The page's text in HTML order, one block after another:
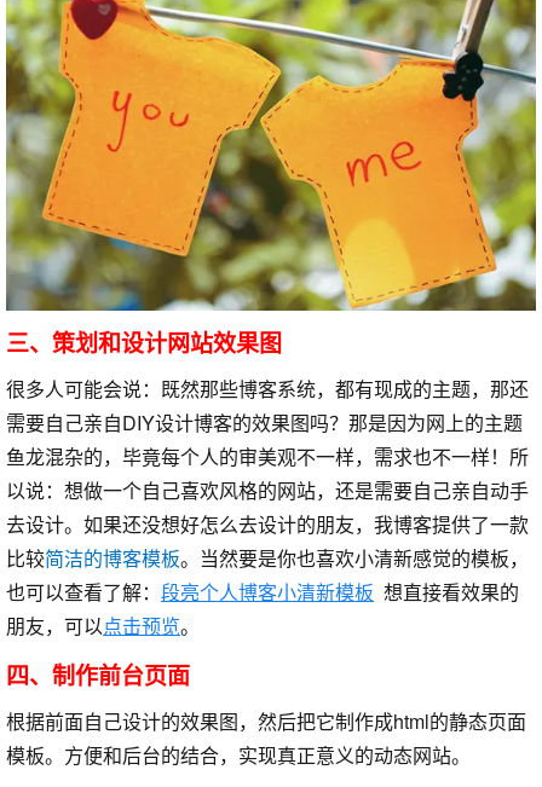
三、策划和设计网站效果图
很多人可能会说：既然那些博客系统，都有现成的主题，那还
需要自己亲自DIY设计博客的效果图吗？那是因为网上的主题
鱼龙混杂的，毕竟每个人的审美观不一样，需求也不一样！所
以说：想做一个自己喜欢风格的网站，还是需要自己亲自动手
去设计。如果还没想好怎么去设计的朋友，我博客提供了一款
比较简洁的博客模板。当然要是你也喜欢小清新感觉的模板，
也可以查看了解： 段亮个人博客小清新模板 想直接看效果的
朋友，可以点击预览。
四、制作前台页面
根据前面自己设计的效果图，然后把它制作成html的静态页面
模板。方便和后台的结合，实现真正意义的动态网站。